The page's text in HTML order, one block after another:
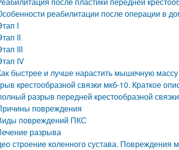
реабилитации после операции в
I
II
III
IV
быстрее и лучше нарастить мышечную
крестообразной связки мкб-10. Краткое
разрыв передней крестообразной
повреждения
повреждений ПКС
разрыва
строение коленного сустава. Повреждения